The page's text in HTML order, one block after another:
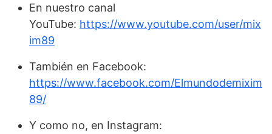
En nuestro canal
YouTube: https://www.youtube.com/user/mix
im89
También en Facebook:
https://www.facebook.com/Elmundodemixim
89/
Y como no, en Instagram: